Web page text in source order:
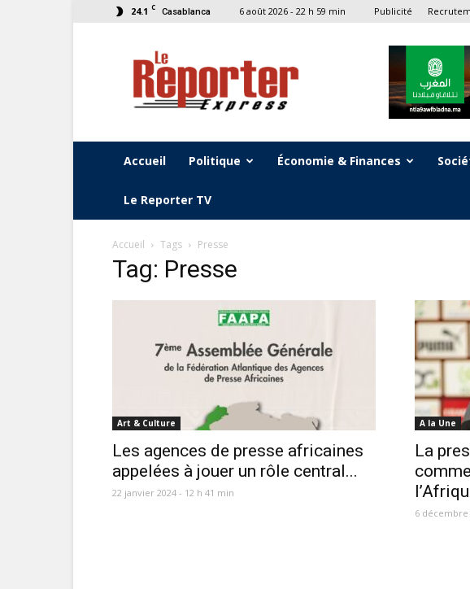
24.1 C Casablanca 6 août 2026 - 22 h 59 min Publicité
Le
Reporter
Express
Accueil Politique Économie & Finances
Le Reporter TV
Accueil Tags Presse
Tag: Presse
Art & Culture
Les agences de presse africaines
appelées à jouer un rôle central...
22 janvier 2024 - 12 h 41 min
A la Une
La
6 décembre